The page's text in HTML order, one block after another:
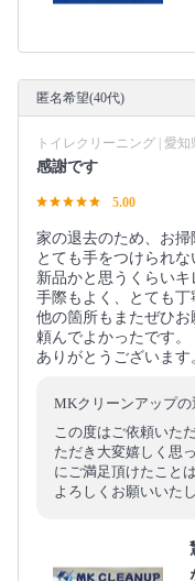
匿名希望(40代)
トイレクリーニング | 愛知
感謝です
5.00
家の退去のため、お掃
とても手をつけられな
新品かと思うくらいキ
手際もよく、とても丁
他の箇所もまたぜひお
頼んでよかったです。
ありがとうございます
MKクリーンアップの
この度はご依頼いた
ただき大変嬉しく思
にご満足頂けたこと
よろしくお願いいた